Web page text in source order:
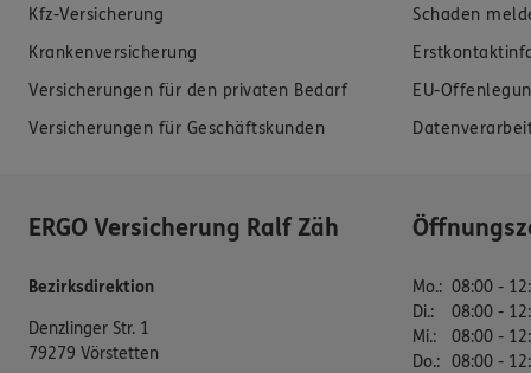
Kfz-Versicherung
Krankenversicherung
Versicherungen für den privaten Bedarf
Versicherungen für Geschäftskunden
Schaden
EU-
ERGO Versicherung Ralf Zäh
Bezirksdirektion
Denzlinger Str. 1
79279 Vörstetten
Mo.: 08:00 -
Di.:
08:00 -
Mi.:
08:00 -
Do.: 08:00 -